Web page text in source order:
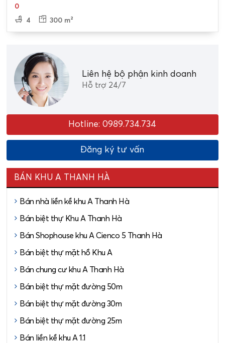
0
4
300 m²
Liên hệ bộ phận kinh doanh
Hỗ trợ 24/7
Hotline: 0989.734.734
Đăng ký tư vấn
BÁN KHU A THANH HÀ
Bán nhà liền kề khu A Thanh Hà
Bán biệt thự Khu A Thanh Hà
Bán Shophouse khu A Cienco 5 Thanh Hà
Bán biệt thự mặt hồ Khu A
Bán chung cư khu A Thanh Hà
Bán biệt thự mặt đường 50m
Bán biệt thự mặt đường 30m
Bán biệt thự mặt đường 25m
Bán liền kề khu A 1.1